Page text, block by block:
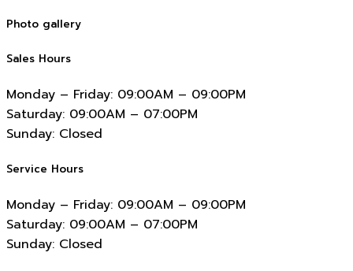
Photo gallery
Sales Hours
Monday – Friday: 09:00AM – 09:00PM
Saturday: 09:00AM – 07:00PM
Sunday: Closed
Service Hours
Monday – Friday: 09:00AM – 09:00PM
Saturday: 09:00AM – 07:00PM
Sunday: Closed